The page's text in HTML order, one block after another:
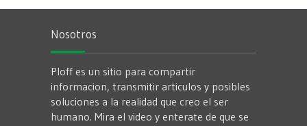
Nosotros
Ploff es un sitio para compartir
informacion, transmitir articulos y posibles
soluciones a la realidad que creo el ser
humano. Mira el video y enterate de que se